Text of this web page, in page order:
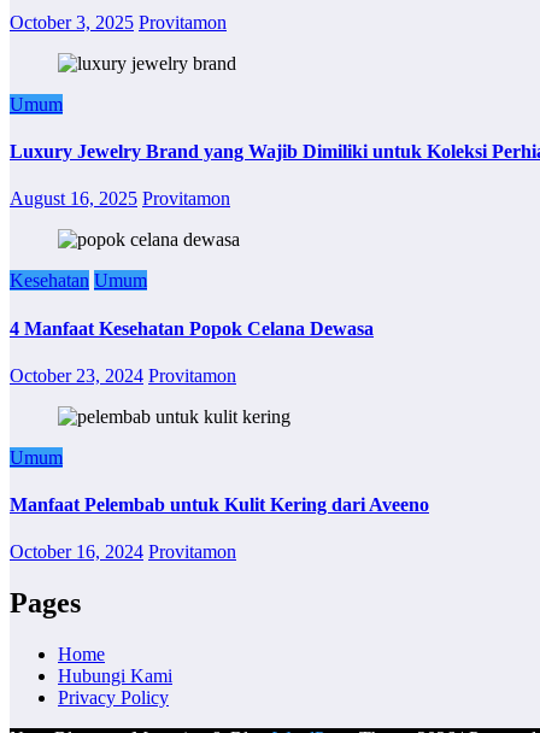
October 3, 2025 Provitamon
Umum
Luxury Jewelry Brand yang Wajib Dimiliki untuk Koleksi
August 16, 2025 Provitamon
Kesehatan Umum
4 Manfaat Kesehatan Popok Celana Dewasa
October 23, 2024 Provitamon
Umum
Manfaat Pelembab untuk Kulit Kering dari Aveeno
October 16, 2024 Provitamon
Pages
Home
Hubungi Kami
Privacy Policy